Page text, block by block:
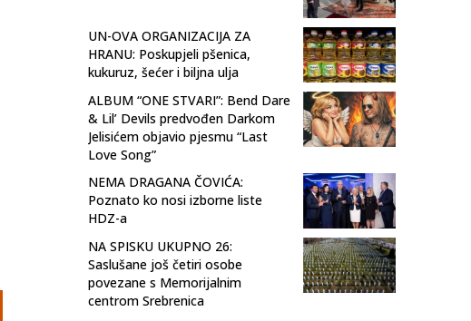
UN-OVA ORGANIZACIJA ZA
HRANU: Poskupjeli pšenica,
kukuruz, šećer i biljna ulja
ALBUM “ONE STVARI”: Bend Dare
& Lil’ Devils predvođen Darkom
Jelisićem objavio pjesmu “Last
Love Song”
NEMA DRAGANA ČOVIĆA:
Poznato ko nosi izborne liste
HDZ-a
NA SPISKU UKUPNO 26:
Saslušane još četiri osobe
povezane s Memorijalnim
centrom Srebrenica